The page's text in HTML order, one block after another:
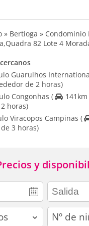
» Bertioga »
82 Lote 4
Guarulhos
de 2 horas)
Congonhas (
horas)
Viracopos Campinas (
3 horas)
y
children